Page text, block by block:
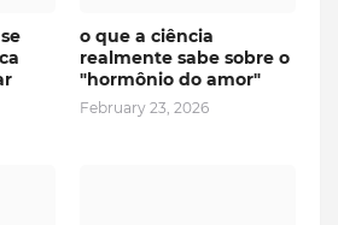
o que a ciência
realmente sabe sobre o
"hormônio do amor"
February 23, 2026